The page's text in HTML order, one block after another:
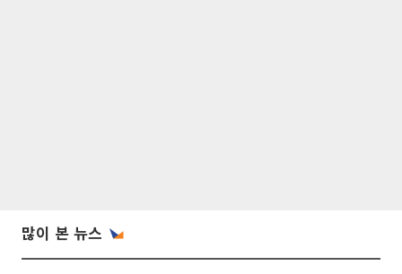
많이 본 뉴스